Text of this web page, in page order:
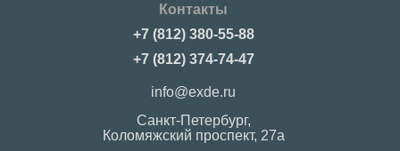
Контакты
+7 (812) 380-55-88
+7 (812) 374-74-47
info@exde.ru
Санкт-Петербург,
Коломяжский проспект, 27a